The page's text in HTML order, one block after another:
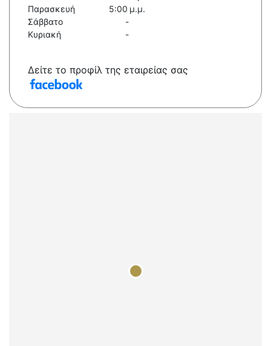
Παρασκευή
5:00 μ.μ.
Σάββατο
-
Κυριακή
-
Δείτε το προφίλ της εταιρείας σας